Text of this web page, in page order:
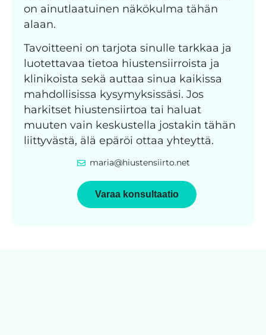
on ainutlaatuinen näkökulma tähän
alaan.
Tavoitteeni on tarjota sinulle tarkkaa ja
luotettavaa tietoa hiustensiirroista ja
klinikoista sekä auttaa sinua kaikissa
mahdollisissa kysymyksissäsi. Jos
harkitset hiustensiirtoa tai haluat
muuten vain keskustella jostakin tähän
liittyvästä, älä epäröi ottaa yhteyttä.
maria@hiustensiirto.net
Varaa konsultaatio